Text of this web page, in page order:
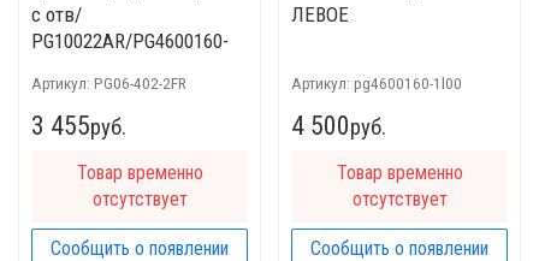
с отв/
PG10022AR/PG4600160-
Артикул: PG06-402-2FR
3 455руб.
Товар временно
отсутствует
Сообщить о появлении
ЛЕВОЕ
Артикул: pg4600160-1l00
4 500руб.
Товар временно
отсутствует
Сообщить о появлении